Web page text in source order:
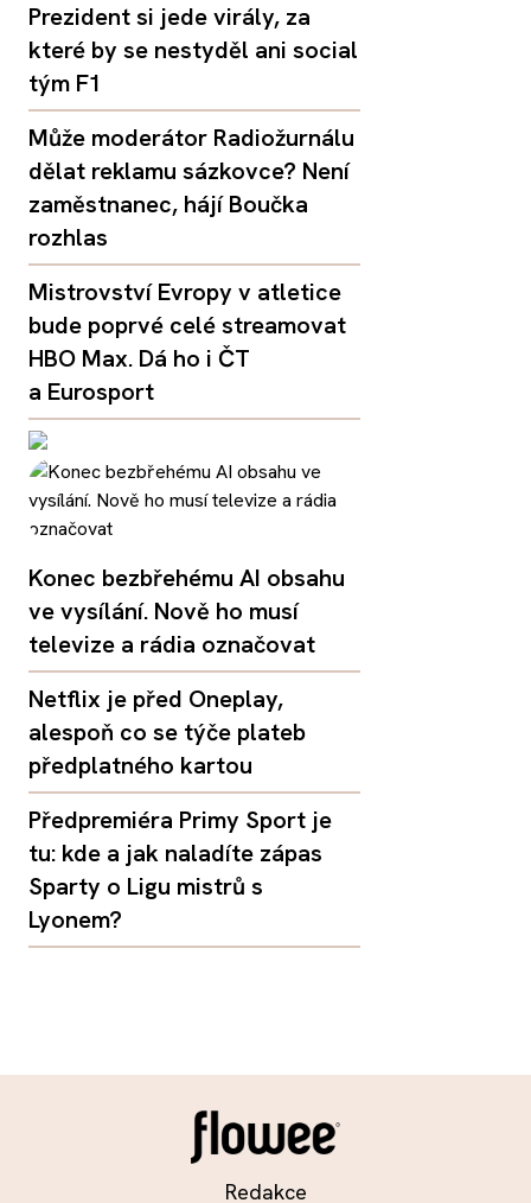
Prezident si jede virály, za
které by se nestyděl ani social
tým F1
Může moderátor Radiožurnálu
dělat reklamu sázkovce? Není
zaměstnanec, hájí Boučka
rozhlas
Mistrovství Evropy v atletice
bude poprvé celé streamovat
HBO Max. Dá ho i ČT
a Eurosport
Konec bezbřehému AI obsahu
ve vysílání. Nově ho musí
televize a rádia označovat
Netflix je před Oneplay,
alespoň co se týče plateb
předplatného kartou
Předpremiéra Primy Sport je
tu: kde a jak naladíte zápas
Sparty o Ligu mistrů s
Lyonem?
Redakce